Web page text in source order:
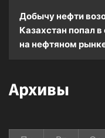
Добычу нефти
Казахстан попал
на нефтяном
Архивы